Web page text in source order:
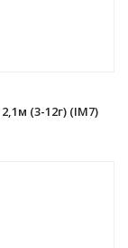
(3-12г) (IM7)